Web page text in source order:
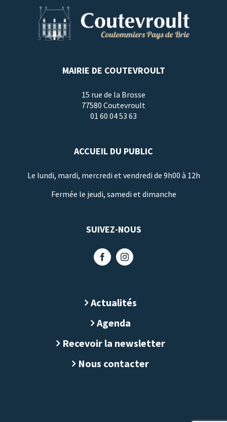
MAIRIE DE COUTEVROULT
15 rue de la Brosse
77580 Coutevroult
01 60 04 53 63
ACCUEIL DU PUBLIC
Le lundi, mardi, mercredi et vendredi de 9h00 à 12h
Fermée le jeudi, samedi et dimanche
SUIVEZ-NOUS
Actualités
Agenda
Recevoir la newsletter
Nous contacter